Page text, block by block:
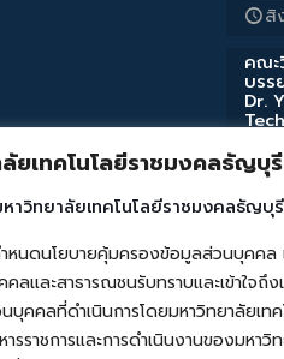
ยเทคโนโลยีราชมงคลธัญบุรี
าวิทยาลัยเทคโนโลยีราชมงคลธัญบุ
นโยบายคุ้มครองข้อมูลส่วนบุคคล เ
ลและสาธารณชนรับทราบและเข้าใจ
คคลที่ดำเนินการโดยมหาวิทยาลัยเ
ราชการและการดำเนินงานของมหา
สิ
คณะ
บรร
Dr.
สิ
คณะ
บรร
สิ